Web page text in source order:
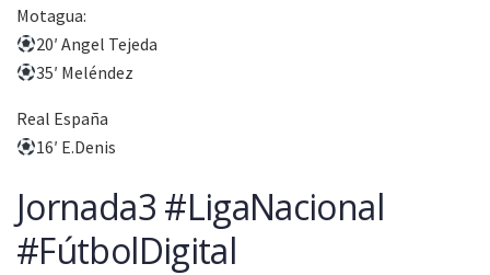
Motagua:
20′ Angel Tejeda
35′ Meléndez
Real España
16′ E.Denis
Jornada3 #LigaNacional
#FútbolDigital